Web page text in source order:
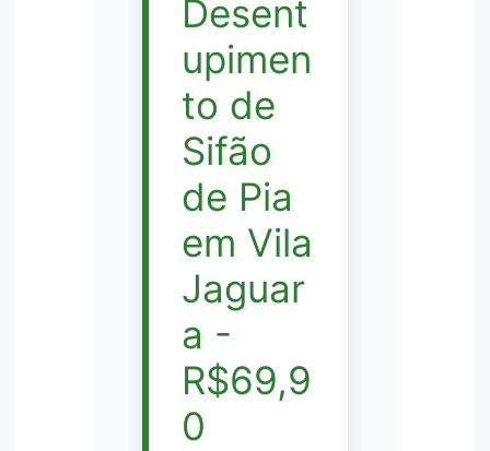
Desent
upimen
to de
Sifão
de Pia
em Vila
Jaguar
a -
R$69,9
0